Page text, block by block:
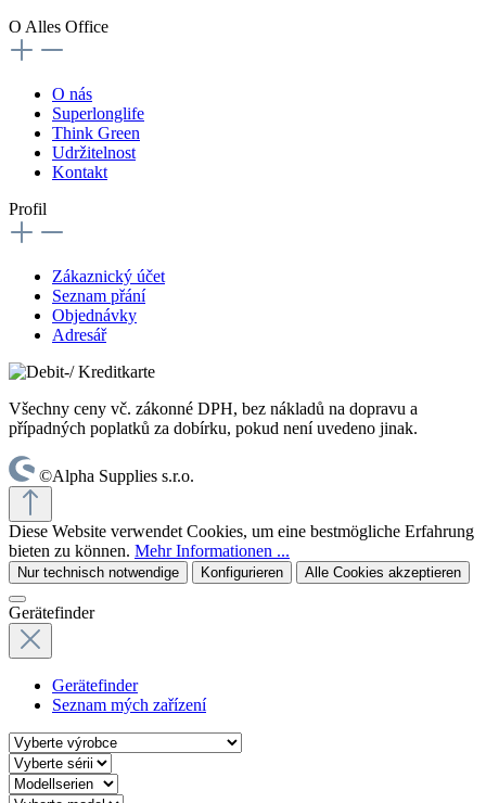
O Alles Office
O nás
Superlonglife
Think Green
Udržitelnost
Kontakt
Profil
Zákaznický účet
Seznam přání
Objednávky
Adresář
Všechny ceny vč. zákonné DPH, bez nákladů na dopravu a
případných poplatků za dobírku, pokud není uvedeno jinak.
©Alpha Supplies s.r.o.
Diese Website verwendet Cookies, um eine bestmögliche Erfahrung
bieten zu können. Mehr Informationen ...
Nur technisch notwendige Konfigurieren Alle Cookies akzeptieren
Gerätefinder
Gerätefinder
Seznam mých zařízení